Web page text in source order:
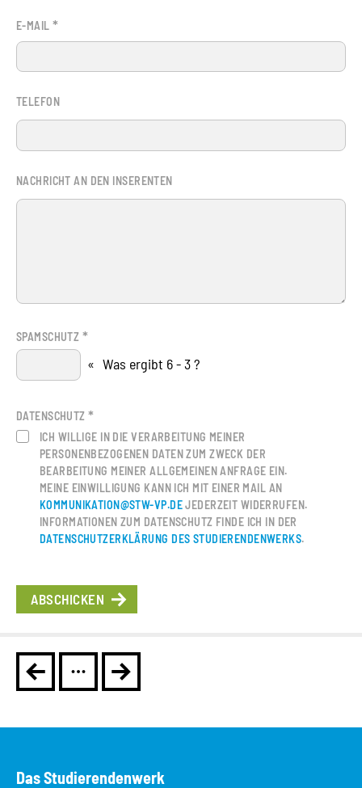
E-MAIL*
TELEFON
NACHRICHT AN DEN INSERENTEN
SPAMSCHUTZ *
« Was ergibt 6 - 3 ?
DATENSCHUTZ*
ICH WILLIGE IN DIE VERARBEITUNG MEINER
PERSONENBEZOGENEN DATEN ZUM ZWECK DER
BEARBEITUNG MEINER ALLGEMEINEN ANFRAGE EIN.
MEINE EINWILLIGUNG KANN ICH MIT EINER MAIL AN
KOMMUNIKATION@STW-VP.DEJEDERZEIT WIDERRUFEN.
INFORMATIONEN ZUM DATENSCHUTZ FINDE ICH IN DER
DATENSCHUTZERKLÄRUNG DES STUDIERENDENWERKS.
Das Studierendenwerk